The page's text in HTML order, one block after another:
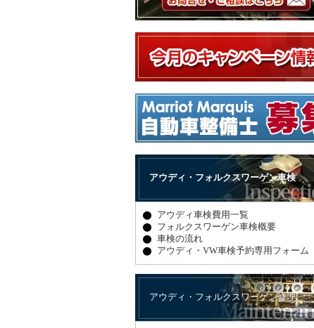
アウディ・フォルクスワーゲン車検
アウディ車検費用一覧
フォルクスワーゲン車検概要
車検の流れ
アウディ・VW車検予約専用フォーム
アウディ・フォルクスワーゲン修理